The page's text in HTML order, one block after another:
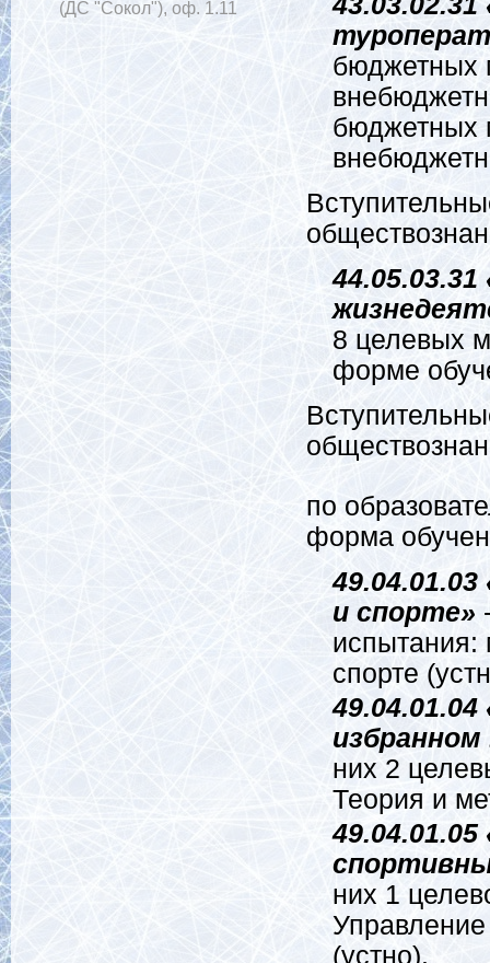
(ДС "Сокол"), оф. 1.11
бюджетных
бюджетных
44.05.03.31
8 целевых
форме
по
форма
и спорте»
испытания:
спорте
49.04.01.04
них 2
Теория и
49.04.01.05
них 1
(устно).